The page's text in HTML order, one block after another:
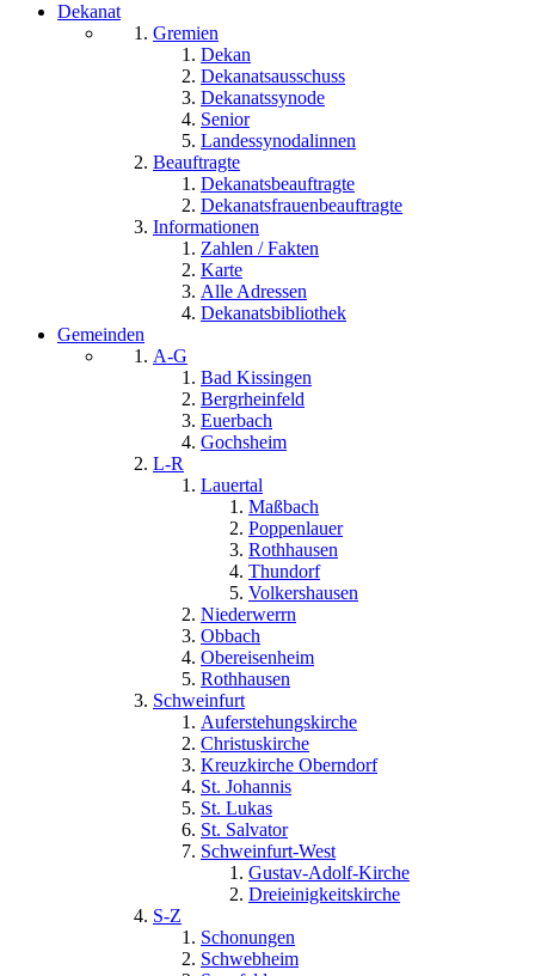
Dekanat
Gremien
Dekan
Dekanatsausschuss
Dekanatssynode
Senior
Landessynodalinnen
Beauftragte
Dekanatsbeauftragte
Dekanatsfrauenbeauftragte
Informationen
Zahlen / Fakten
Karte
Alle Adressen
Dekanatsbibliothek
Gemeinden
A-G
Bad Kissingen
Bergrheinfeld
Euerbach
Gochsheim
L-R
Lauertal
Maßbach
Poppenlauer
Rothhausen
Thundorf
Volkershausen
Niederwerrn
Obbach
Obereisenheim
Rothhausen
Schweinfurt
Auferstehungskirche
Christuskirche
Kreuzkirche Oberndorf
St. Johannis
St. Lukas
St. Salvator
Schweinfurt-West
Gustav-Adolf-Kirche
Dreieinigkeitskirche
S-Z
Schonungen
Schwebheim